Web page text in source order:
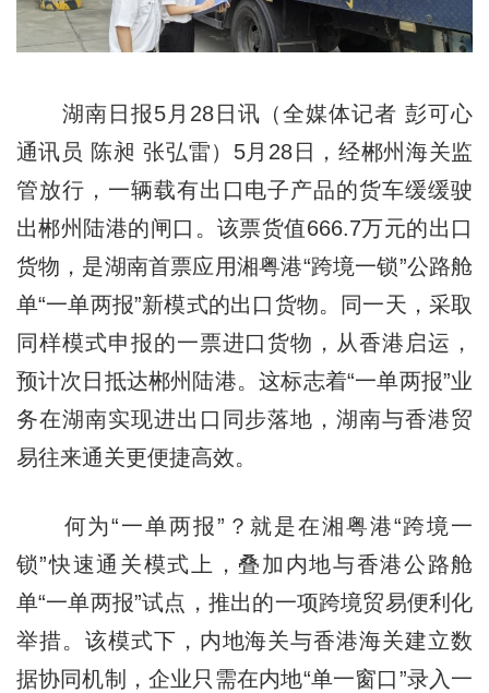
湖南日报5月28日讯（全媒体记者 彭可心
通讯员 陈昶 张弘雷）5月28日，经郴州海关监
管放行，一辆载有出口电子产品的货车缓缓驶
出郴州陆港的闸口。该票货值666.7万元的出口
货物，是湖南首票应用湘粤港“跨境一锁”公路舱
单“一单两报”新模式的出口货物。同一天，采取
同样模式申报的一票进口货物，从香港启运，
预计次日抵达郴州陆港。这标志着“一单两报”业
务在湖南实现进出口同步落地，湖南与香港贸
易往来通关更便捷高效。
何为“一单两报”？就是在湘粤港“跨境一
锁”快速通关模式上，叠加内地与香港公路舱
单“一单两报”试点，推出的一项跨境贸易便利化
举措。该模式下，内地海关与香港海关建立数
据协同机制，企业只需在内地“单一窗口”录入一